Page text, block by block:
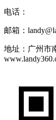
电话：
邮箱：
地址：广州市